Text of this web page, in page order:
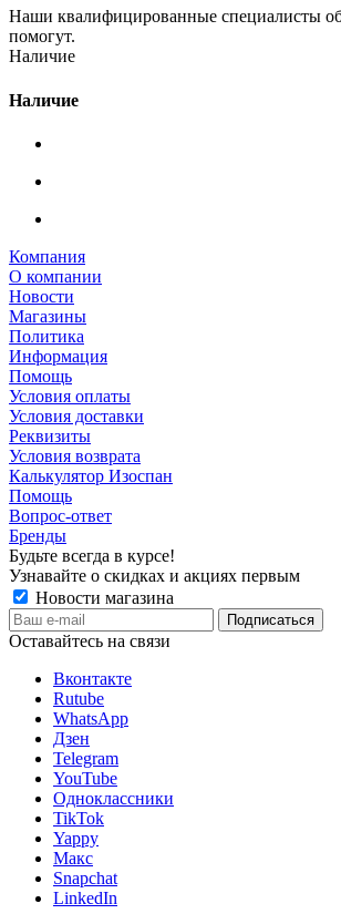
Наши квалифицированные специалисты
помогут.
Наличие
Наличие
Компания
О компании
Новости
Магазины
Политика
Информация
Помощь
Условия оплаты
Условия доставки
Реквизиты
Условия возврата
Калькулятор Изоспан
Помощь
Вопрос-ответ
Бренды
Будьте всегда в курсе!
Узнавайте о скидках и акциях первым
Новости магазина
Оставайтесь на связи
Вконтакте
Rutube
WhatsApp
Дзен
Telegram
YouTube
Одноклассники
TikTok
Yappy
Макс
Snapchat
LinkedIn